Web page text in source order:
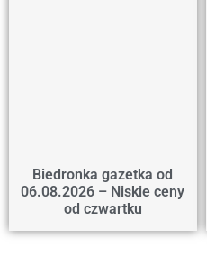
Biedronka gazetka od
06.08.2026 – Niskie ceny
od czwartku